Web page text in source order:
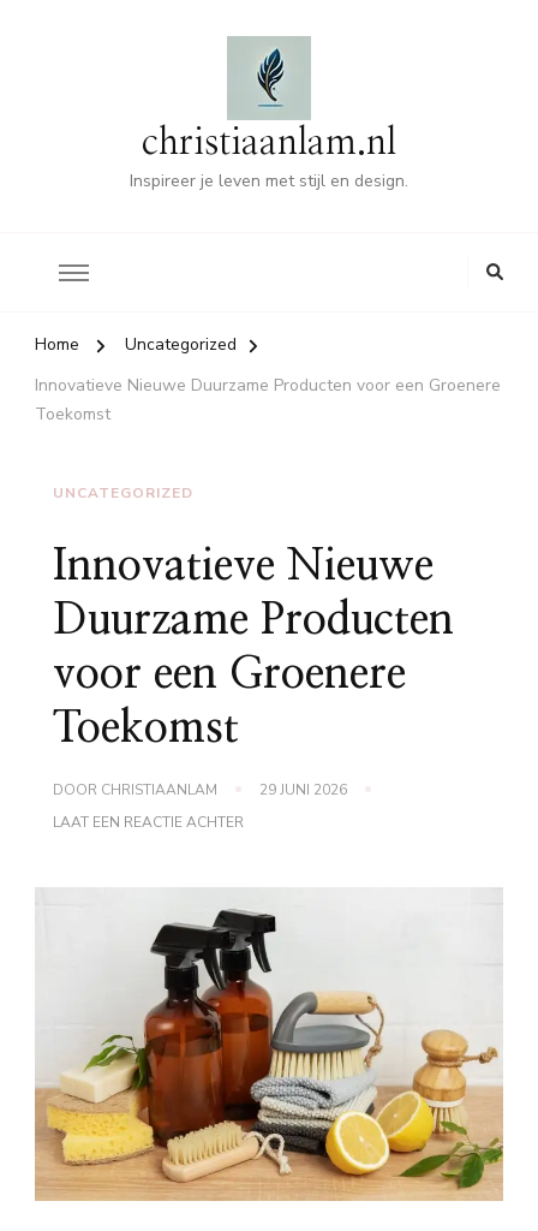
christiaanlam.nl
Inspireer je leven met stijl en design.
Home
Uncategorized
Innovatieve Nieuwe Duurzame Producten voor een Groenere
Toekomst
UNCATEGORIZED
Innovatieve Nieuwe
Duurzame Producten
voor een Groenere
Toekomst
DOOR CHRISTIAANLAM
29 JUNI 2026
LAAT EEN REACTIE ACHTER
VOOR
EEN
GROENERE
TOEKOMST